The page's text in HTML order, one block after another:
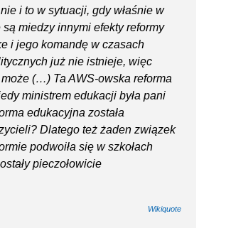
i to w sytuacji, gdy właśnie w
miedzy innymi efekty reformy
i jego komandę w czasach
już nie istnieje, więc
(…) Ta AWS-owska reforma
ministrem edukacji była pani
edukacyjna została
Dlatego też żaden związek
podwoiła się w szkołach
pieczołowicie
Wikiquote